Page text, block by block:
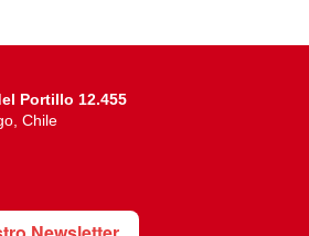
Portillo 12.455
Chile